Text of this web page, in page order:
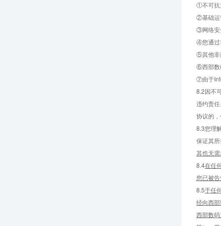
①不可抗
②基础运
③网络安
④您通过
⑤其他非
⑥西部数
⑦由于
8.2因不
违约责
协议的
8.3您理
保证其
其也无
8.4在任
您已被
8.5于任
经向西
西部数